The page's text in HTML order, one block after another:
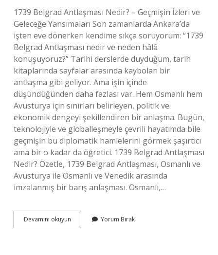
1739 Belgrad Antlaşması Nedir? – Geçmişin İzleri ve
Geleceğe Yansımaları Son zamanlarda Ankara’da
işten eve dönerken kendime sıkça soruyorum: “1739
Belgrad Antlaşması nedir ve neden hâlâ
konuşuyoruz?” Tarihi derslerde duyduğum, tarih
kitaplarında sayfalar arasında kaybolan bir
antlaşma gibi geliyor. Ama işin içinde
düşündüğünden daha fazlası var. Hem Osmanlı hem
Avusturya için sınırları belirleyen, politik ve
ekonomik dengeyi şekillendiren bir anlaşma. Bugün,
teknolojiyle ve globalleşmeyle çevrili hayatımda bile
geçmişin bu diplomatik hamlelerini görmek şaşırtıcı
ama bir o kadar da öğretici. 1739 Belgrad Antlaşması
Nedir? Özetle, 1739 Belgrad Antlaşması, Osmanlı ve
Avusturya ile Osmanlı ve Venedik arasında
imzalanmış bir barış anlaşması. Osmanlı,…
Devamını okuyun
Belgrad
Yorum Bırak